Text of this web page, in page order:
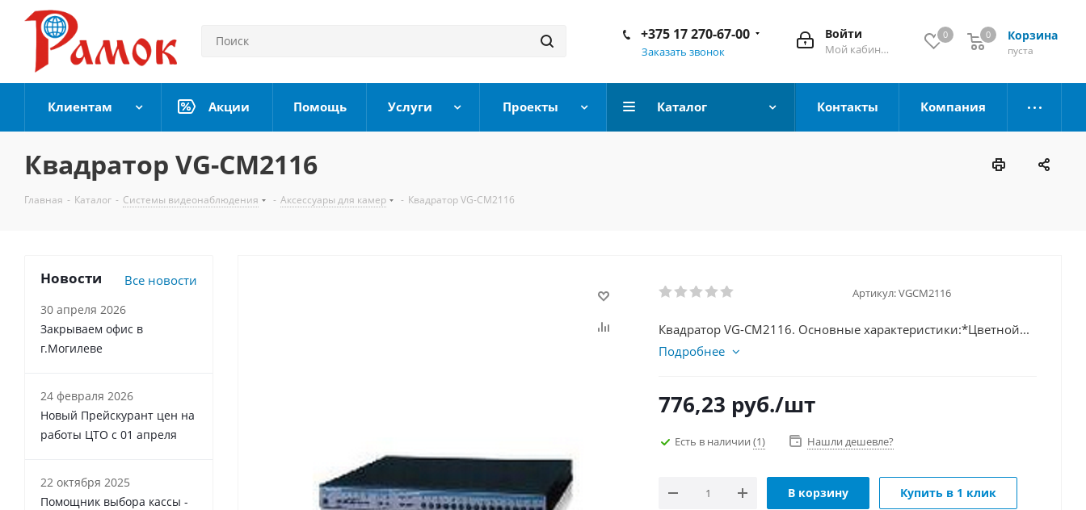
0 Корзина
пуста
0
Войти
Мой кабинет
+375 17 270-67-00
Заказать звонок
Клиентам Акции Помощь Услуги Проекты Каталог Контакты Компания
Квадратор VG-CM2116
Главная - Каталог - Системы видеонаблюдения - Аксессуары для камер - Квадратор VG-CM2116
Артикул:VGCM2116
Квадратор VG-CM2116. Основные характеристики:*Цветной...
Подробнее
776,23 руб./шт
Есть в наличии (1) Нашли дешевле?
В корзину Купить в 1 клик
Новости Все новости
30 апреля 2026
Закрываем офис в
г.Могилеве
24 февраля 2026
Новый Прейскурант цен на
работы ЦТО с 01 апреля
22 октября 2025
Помощник выбора кассы -